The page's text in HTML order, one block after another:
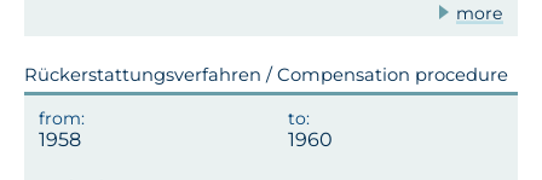
more
Rückerstattungsverfahren / Compensation procedure
1958 1960